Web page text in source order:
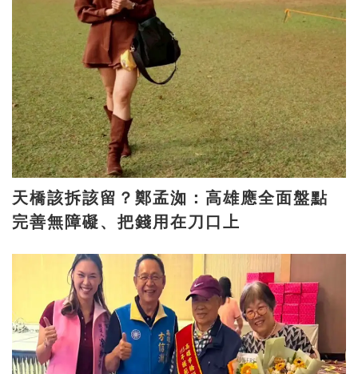
天橋該拆該留？鄭孟洳：高雄應全面盤點
完善無障礙、把錢用在刀口上